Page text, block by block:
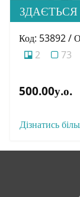
Код: 53892 /
2
73
500.00у.о.
Дізнатись